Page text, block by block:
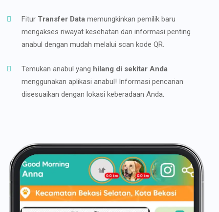
Fitur Transfer Data memungkinkan pemilik baru
mengakses riwayat kesehatan dan informasi penting
anabul dengan mudah melalui scan kode QR.
Temukan anabul yang hilang di sekitar Anda
menggunakan aplikasi anabul! Informasi pencarian
disesuaikan dengan lokasi keberadaan Anda.